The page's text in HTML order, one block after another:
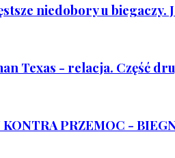
niedobory u biegaczy.
Texas - relacja. Część
KONTRA PRZEMOC -